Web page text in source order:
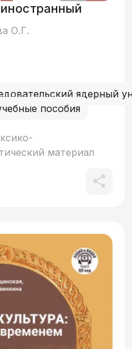
О.Г.
ядерный
пособия
материал
элементарному,
му
знания
В пособие
языка
подготовки, а
из пособий по